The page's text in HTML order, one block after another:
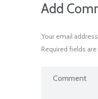
Add
Your email
Required fields